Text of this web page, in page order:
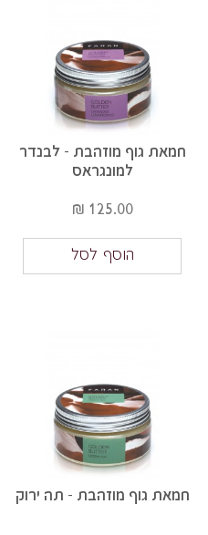
חמאת גוף מוזהבת - לבנדר
למונגראס
125.00 ₪
הוסף לסל
חמאת גוף מוזהבת - תה ירוק